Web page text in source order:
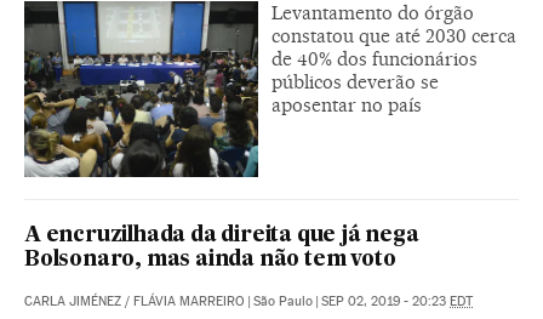
Levantamento do órgão
constatou que até 2030 cerca
de 40% dos funcionários
públicos deverão se
aposentar no país
A encruzilhada da direita que já nega
Bolsonaro, mas ainda não tem voto
CARLA JIMÉNEZ / FLÁVIA MARREIRO São Paulo SEP 02, 2019 - 20:23 EDT